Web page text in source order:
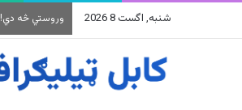
شنبه, اگست 8 2026 وروستي څه دي!